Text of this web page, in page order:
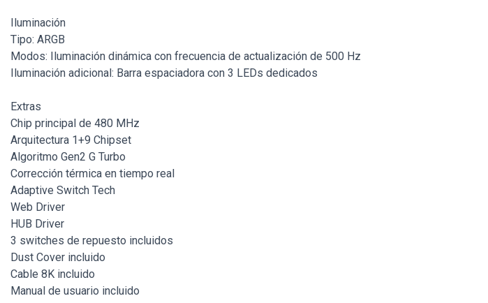
Iluminación
Tipo: ARGB
Modos: Iluminación dinámica con frecuencia de actualización de 500 Hz
Iluminación adicional: Barra espaciadora con 3 LEDs dedicados
Extras
Chip principal de 480 MHz
Arquitectura 1+9 Chipset
Algoritmo Gen2 G Turbo
Corrección térmica en tiempo real
Adaptive Switch Tech
Web Driver
HUB Driver
3 switches de repuesto incluidos
Dust Cover incluido
Cable 8K incluido
Manual de usuario incluido